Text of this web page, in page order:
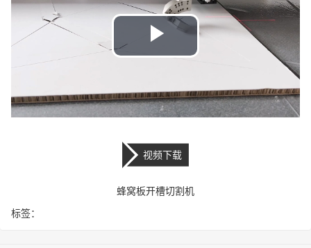
Play
Video
视频下载
蜂窝板开槽切割机
标签：